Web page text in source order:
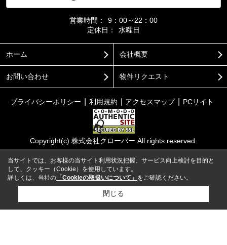
営業時間：
9：00～22：00
定休日：
水曜日
ホーム 会社概要
お問い合わせ 物件リクエスト
プライバシーポリシー 利用規約 アクセスマップ PCサイト
Copyright(c) 株式会社クローバー All rights reserved.
当サイトでは、お客様の当サイト利用状況把握、サービス向上検討を目的と
して、クッキー（Cookie）を使用しています。
詳しくは、当社の 「Cookieの取扱いについて」 をご確認ください。
閉じる